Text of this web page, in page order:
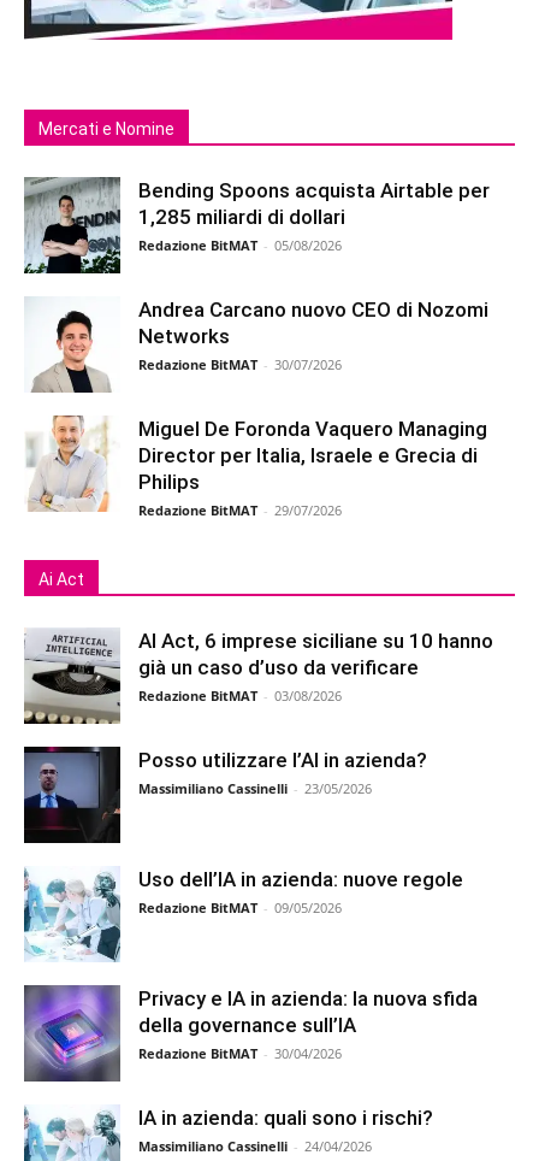
Mercati e Nomine
Bending Spoons acquista Airtable per
1,285 miliardi di dollari
Redazione BitMAT - 05/08/2026
Andrea Carcano nuovo CEO di Nozomi
Networks
Redazione BitMAT - 30/07/2026
Miguel De Foronda Vaquero Managing
Director per Italia, Israele e Grecia di
Philips
Redazione BitMAT - 29/07/2026
Ai Act
AI Act, 6 imprese siciliane su 10 hanno
già un caso d’uso da verificare
Redazione BitMAT - 03/08/2026
Posso utilizzare l’AI in azienda?
Massimiliano Cassinelli - 23/05/2026
Uso dell’IA in azienda: nuove regole
Redazione BitMAT - 09/05/2026
Privacy e IA in azienda: la nuova sfida
della governance sull’IA
Redazione BitMAT - 30/04/2026
IA in azienda: quali sono i rischi?
Massimiliano Cassinelli - 24/04/2026